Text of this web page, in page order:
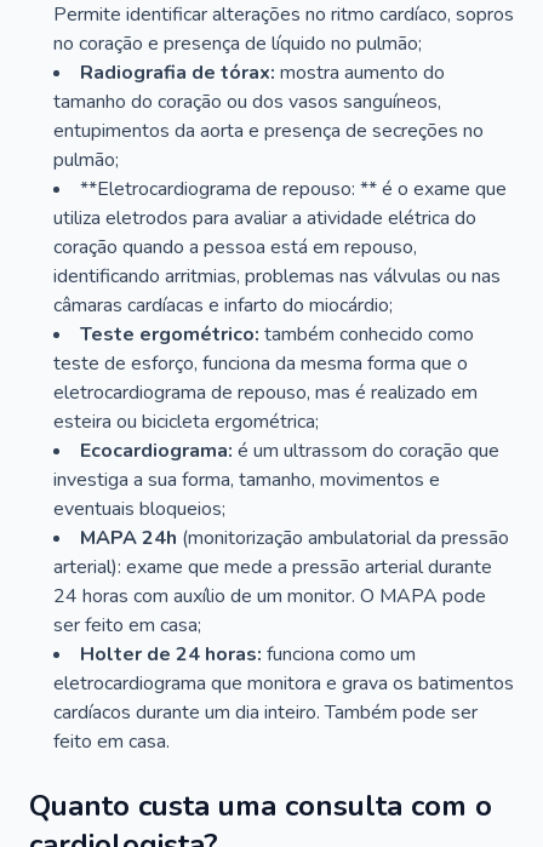
Permite identificar alterações no ritmo cardíaco, sopros
no coração e presença de líquido no pulmão;
Radiografia de tórax: mostra aumento do
tamanho do coração ou dos vasos sanguíneos,
entupimentos da aorta e presença de secreções no
pulmão;
**Eletrocardiograma de repouso: ** é o exame que
utiliza eletrodos para avaliar a atividade elétrica do
coração quando a pessoa está em repouso,
identificando arritmias, problemas nas válvulas ou nas
câmaras cardíacas e infarto do miocárdio;
Teste ergométrico: também conhecido como
teste de esforço, funciona da mesma forma que o
eletrocardiograma de repouso, mas é realizado em
esteira ou bicicleta ergométrica;
Ecocardiograma: é um ultrassom do coração que
investiga a sua forma, tamanho, movimentos e
eventuais bloqueios;
MAPA 24h (monitorização ambulatorial da pressão
arterial): exame que mede a pressão arterial durante
24 horas com auxílio de um monitor. O MAPA pode
ser feito em casa;
Holter de 24 horas: funciona como um
eletrocardiograma que monitora e grava os batimentos
cardíacos durante um dia inteiro. Também pode ser
feito em casa.
Quanto custa uma consulta com o